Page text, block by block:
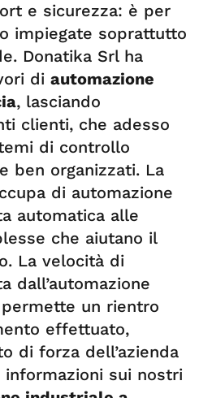
e sicurezza: è per
impiegate soprattutto
Donatika Srl ha
di automazione
, lasciando
clienti, che adesso
di controllo
ben organizzati. La
di automazione
automatica alle
che aiutano il
La velocità di
dall’automazione
un rientro
effettuato,
di forza dell’azienda
sui nostri